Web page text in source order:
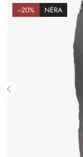
−20% NĖRA